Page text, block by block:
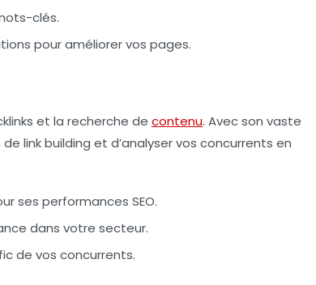
clés.
pour améliorer vos pages.
et la recherche de contenu. Avec son vaste
link building et d’analyser vos concurrents en
ses performances SEO.
dans votre secteur.
de vos concurrents.